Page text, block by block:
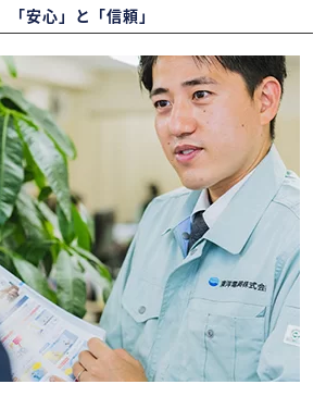
「安心」と「信頼」